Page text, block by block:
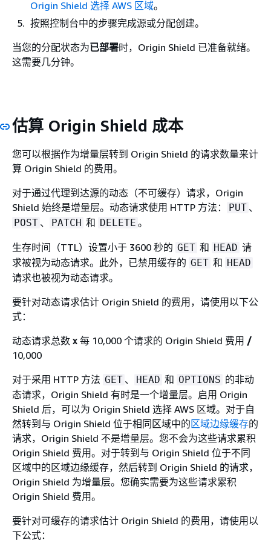
Origin Shield 选择 AWS 区域。
按照控制台中的步骤完成源或分配创建。
当您的分配状态为已部署时，Origin Shield 已准备就绪。
这需要几分钟。
估算 Origin Shield 成本
您可以根据作为增量层转到 Origin Shield 的请求数量来计
算 Origin Shield 的费用。
对于通过代理到达源的动态（不可缓存）请求，Origin
Shield 始终是增量层。动态请求使用 HTTP 方法：
PUT 、
POST 、 PATCH 和 DELETE 。
生存时间（TTL）设置小于 3600 秒的 GET 和 HEAD 请
求被视为动态请求。此外，已禁用缓存的 GET 和 HEAD
请求也被视为动态请求。
要针对动态请求估计 Origin Shield 的费用，请使用以下公
式：
动态请求总数 x 每 10,000 个请求的 Origin Shield 费用 /
10,000
对于采用 HTTP 方法 GET 、 HEAD 和 OPTIONS 的非动
态请求，Origin Shield 有时是一个增量层。启用 Origin
Shield 后，可以为 Origin Shield 选择 AWS 区域。对于自
然转到与 Origin Shield 位于相同区域中的区域边缘缓存的
请求，Origin Shield 不是增量层。您不会为这些请求累积
Origin Shield 费用。对于转到与 Origin Shield 位于不同
区域中的区域边缘缓存，然后转到 Origin Shield 的请求，
Origin Shield 为增量层。您确实需要为这些请求累积
Origin Shield 费用。
要针对可缓存的请求估计 Origin Shield 的费用，请使用以
下公式：